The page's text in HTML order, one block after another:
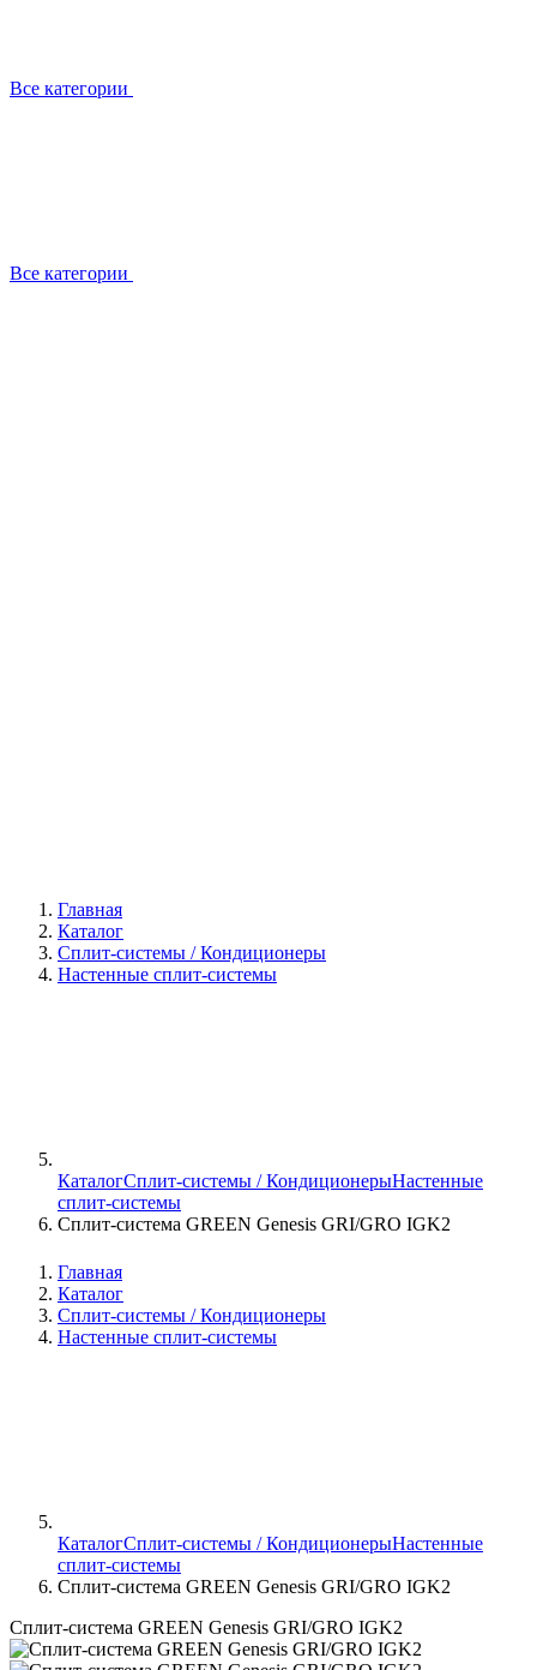
Все категории
Все категории
Главная
Каталог
Сплит-системы / Кондиционеры
Настенные сплит-системы
КаталогСплит-системы / КондиционерыНастенные
сплит-системы
Сплит-система GREEN Genesis GRI/GRO IGK2
Главная
Каталог
Сплит-системы / Кондиционеры
Настенные сплит-системы
КаталогСплит-системы / КондиционерыНастенные
сплит-системы
Сплит-система GREEN Genesis GRI/GRO IGK2
Сплит-система GREEN Genesis GRI/GRO IGK2